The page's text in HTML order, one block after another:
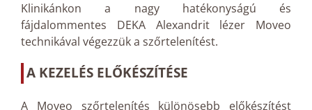
Klinikánkon a nagy hatékonyságú és
fájdalommentes DEKA Alexandrit lézer Moveo
technikával végezzük a szőrtelenítést.
A KEZELÉS ELŐKÉSZÍTÉSE
A Moveo szőrtelenítés különösebb előkészítést